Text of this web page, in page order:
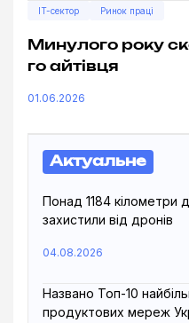
IT-сектор Ринок праці
Минулого року
го айтівця
01.06.2026
Актуальне
Понад 1184 кілометри
захистили від дронів
04.08.2026
Названо Топ-10
продуктових мереж